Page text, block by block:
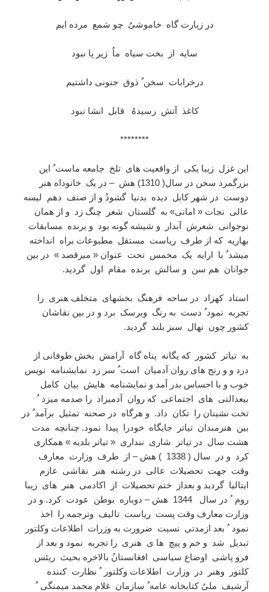
در زیارت گاه خاموشیُ چو شمع مرده ایم
سایه از بخت سیاه ماُ زیر پا نبود
درخرابات سخن ُ ذوق جنونی داشتیم
کاغذ آتش رسیدهُ قابل انشا نبود
********
این غزل زیبا یکی از واقعیت های تلخ جامعه ماست ُ این
بزرگمرد سخن در سال( 1310) هش – در یک خانوداه هنر
دوست در شهر کابل دیده بدنیا گشودُ و از صنف دهم لیسه
عالی نجات « امانی» به گلستان شعر چنگ زد و از همان
نوجوانی شعرش آبدار و شیشه گونه بود و برنده مسابقات
بهاریه که از طرف ریاست مستقل مطبوعات براه انداخته
میشد ُ با ارایه یک مخمس تحت عنوان « میرقصد » در بین
جوانان هم سن و سالش برنده مقام اول گردید.
استاد کهزاد در ساحه فرهنگ بخشهای متخلف هنری را
تجربه نمود ُ دست به رنگ وبرسک برد و در بین نقاشان
کشور چون نهال سبز بلند گردید.
به تیاتر کشور که یگانه پناه گاه آرامش بخش طوفانی از
درد و و رنج های روان آدمیان است ُ سر زد نمایشنامه نویس
خوب و با احساس بدر آمد و نمایشنامه هایش بیان کامل
بیعدالتی های اجتماعی که روان آدمیزاد را صدمه میزد ُ
تخت نشینان را تکان داد. و هرگاه در صحنه تمثیل برآمد ُ در
بین هنرمندان تیاتر جایگاه خودرا پیدا نمود. چنانچه مدت
هشت سال در تیاتر شاری ننداری « تیاتر بلدیه » همکاری
کرد و در سال ( 1338 ) هش – از طرف وزارت معارف
وقت جهت تحصیلات عالی در رشته هنر نقاشی عازم
ایتالیا گردید و بعداز ختم تحصیلات از اکادمی هنر های زیبا
روم ُ در سال 1344 هش – دوباره بوطن عودت کرد. و در
وزارت معارف وقت پست ریاست تالیف وترجمه را اخذ
نمود ُ بعد ازمدتی نسبت ضرورت به وزرات اطلاعات وکلتور
تبدیل شد و خم و پیچ ها ی هنری را تجربه نمود و بعد از
فرو پاشی اوضاع سیاسی افغانستانُ بالاخره بحیث ریئس
کلتور وهنر در وزارت اطلاعات وکلتور ُ نظارت کننده
آرشیف ملیُ کتابخانه عامه ُ سازمان غلام محمد میمنگی ُ